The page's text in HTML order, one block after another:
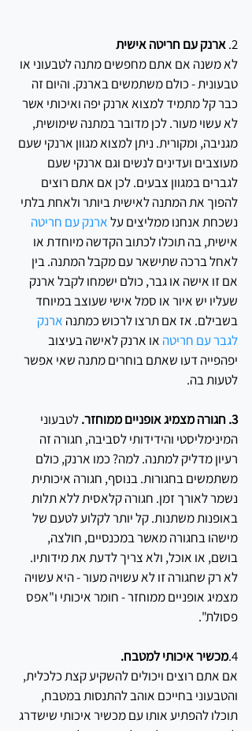
2. ארנק עם חריטה אישית
לא משנה אם אתם מחפשים מתנה לטבעוני או
טבעונית - כולם משתמשים בארנק. והיום זה
כבר קל מתמיד למצוא ארנק יפה ואיכותי אשר
לא עשוי מעור. לכן מדובר במתנה שימושית,
מגניבה, ומקורית. ניתן למצוא מגוון ארנקי שעם
מעוצבים ועדינים לנשים וגם ארנקי שעם
לגברים במגוון צבעים. לכן אם אתם רוצים
להפוך את המתנה לאישית ביותר ולאחת בלתי
נשכחת אנחנו ממליצים על ארנק עם חריטה
אישית, בה תוכלו לכתוב הקדשה מיוחדת או
לאחל ברכה שתישאר עם מקבל המתנה. בין
אם זו אישה או גבר, כולם ישמחו לקבל ארנק
שעליו יש איור או סמל אישי שעוצב במיוחד
בשבילם. אז אם תרצו לרכוש כמתנה ארנק
לגבר עם חריטה או ארנק לאישה בעיצוב
יפהפייה דעו שאתם בוחרים מתנה שאי אפשר
לטעות בה.
3. חגורה מצמיג אופניים ממוחזר.
לטבעוני
המינימליסטי והידידותי לסביבה, חגורה זה
רעיון מדליק למתנה. למה? כמו ארנק, כולם
משתמשים בחגורות. בנוסף, חגורה איכותית
נשמר לאורך זמן. חגורה קלאסית ללא תלות
באופנות משתנות. קל יותר לקלוע לטעם של
מישהו בחגורה מאשר במכנסיים, חולצה,
בושם, או אוכל, ולא צריך לדעת את מידותיו.
לא רק שחגורה זו לא עשויה מעור - היא עשויה
מצמיג אופניים ממוחזר - חומר איכותי ו"אפס
פסולת".
4.מכשיר איכותי למטבח.
אם אתם רוצים ויכולים להשקיע קצת כלכלית,
והטבעוני בחייכם אוהב להתנסות במטבח,
תוכלו להפתיע אותו עם מכשיר איכותי שישדרג